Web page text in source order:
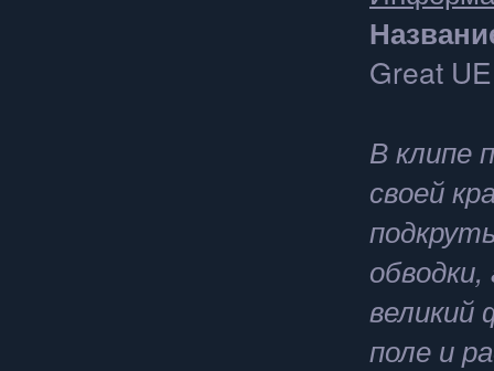
Great
В клипе
своей
великий
поле и